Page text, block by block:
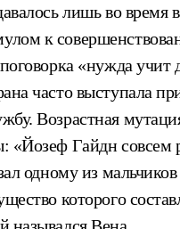
лишь во
к
«нужда
часто выступала
Возрастная
«Йозеф Гайдн совсем
одному из
которого